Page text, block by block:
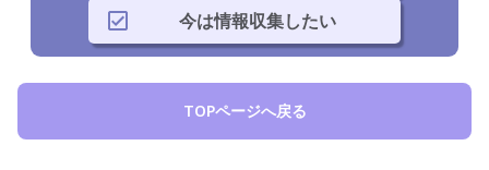
今は情報収集したい
TOPページへ戻る